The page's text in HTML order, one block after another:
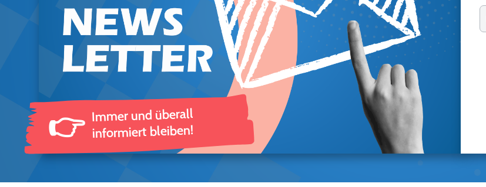
👉 Immer und überall
informiert bleiben!